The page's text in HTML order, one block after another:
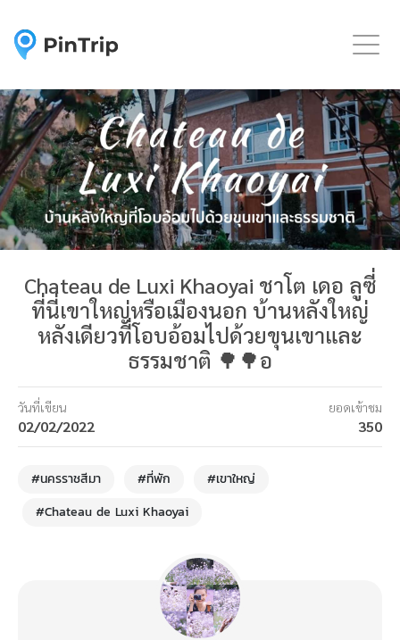
Chateau de Luxi Khaoyai ชาโต เดอ ลูซี่
ที่นี่เขาใหญ่หรือเมืองนอก บ้านหลังใหญ่
หลังเดียวที่โอบอ้อมไปด้วยขุนเขาและ
ธรรมชาติ 🌳🌳อ
วันที่เขียน
02/02/2022
ยอดเข้าชม
350
#นครราชสีมา #ที่พัก
#เขาใหญ่
#Chateau de Luxi Khaoyai